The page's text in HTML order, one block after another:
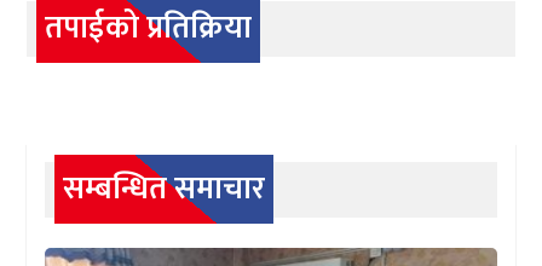
तपाईको प्रतिक्रिया
सम्बन्धित समाचार